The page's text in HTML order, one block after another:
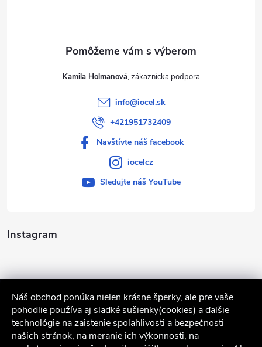
Náš obchod ponúka nielen krásne šperky, ale pre vaše
pohodlie používa aj sladké sušienky(cookies) a ďalšie
technológie na zaistenie spoľahlivosti a bezpečnosti
našich stránok, na meranie ich výkonnosti, na
Instagram
Kamila Holmanová
info@iocel.sk
+421951732409
Navštívte náš facebook
iocelcz
Sledujte náš YouTube